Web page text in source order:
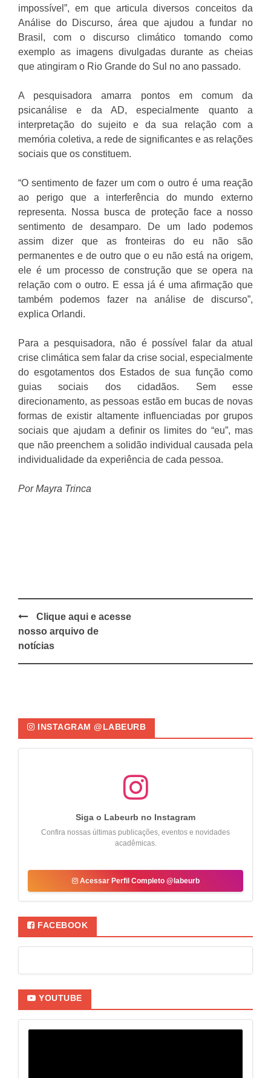
impossível”, em que articula diversos conceitos da
Análise do Discurso, área que ajudou a fundar no
Brasil, com o discurso climático tomando como
exemplo as imagens divulgadas durante as cheias
que atingiram o Rio Grande do Sul no ano passado.
A pesquisadora amarra pontos em comum da
psicanálise e da AD, especialmente quanto a
interpretação do sujeito e da sua relação com a
memória coletiva, a rede de significantes e as relações
sociais que os constituem.
“O sentimento de fazer um com o outro é uma reação
ao perigo que a interferência do mundo externo
representa. Nossa busca de proteção face a nosso
sentimento de desamparo. De um lado podemos
assim dizer que as fronteiras do eu não são
permanentes e de outro que o eu não está na origem,
ele é um processo de construção que se opera na
relação com o outro. E essa já é uma afirmação que
também podemos fazer na análise de discurso”,
explica Orlandi.
Para a pesquisadora, não é possível falar da atual
crise climática sem falar da crise social, especialmente
do esgotamentos dos Estados de sua função como
guias sociais dos cidadãos. Sem esse
direcionamento, as pessoas estão em bucas de novas
formas de existir altamente influenciadas por grupos
sociais que ajudam a definir os limites do “eu”, mas
que não preenchem a solidão individual causada pela
individualidade da experiência de cada pessoa.
Por Mayra Trinca
Post
navigation
Clique aqui e acesse
nosso arquivo de
notícias
INSTAGRAM @LABEURB
Siga o Labeurb no Instagram
Confira nossas últimas publicações, eventos e novidades
acadêmicas.
Acessar Perfil Completo @labeurb
FACEBOOK
YOUTUBE